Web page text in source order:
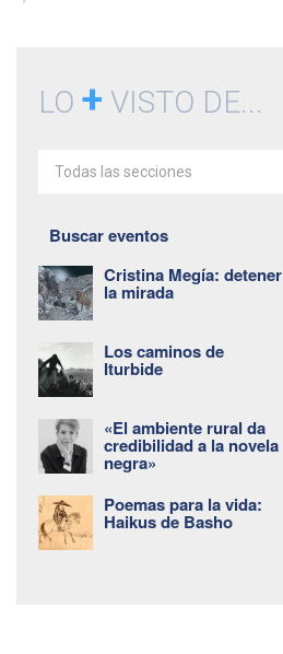
LO + VISTO DE...
Todas las secciones
Buscar eventos
Cristina Megía: detener
la mirada
Los caminos de
Iturbide
«El ambiente rural da
credibilidad a la novela
negra»
Poemas para la vida:
Haikus de Basho